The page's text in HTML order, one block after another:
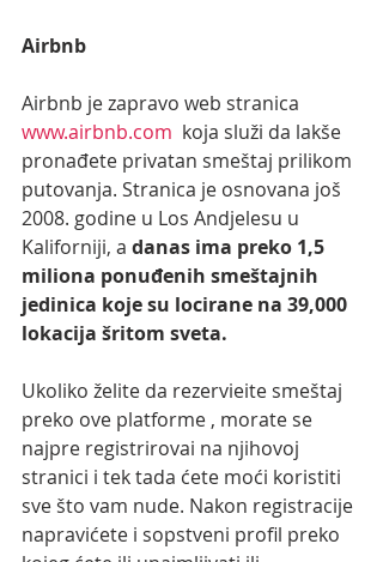
Airbnb
Airbnb je zapravo web stranica
www.airbnb.com
  koja služi da lakše
pronađete privatan smeštaj prilikom
putovanja. Stranica je osnovana još
2008. godine u Los Andjelesu u
Kaliforniji, a danas ima preko 1,5
miliona ponuđenih smeštajnih
jedinica koje su locirane na 39,000
lokacija šritom sveta.
Ukoliko želite da rezervieite smeštaj
preko ove platforme , morate se
najpre registrirovai na njihovoj
stranici i tek tada ćete moći koristiti
sve što vam nude. Nakon registracije
napravićete i sopstveni profil preko